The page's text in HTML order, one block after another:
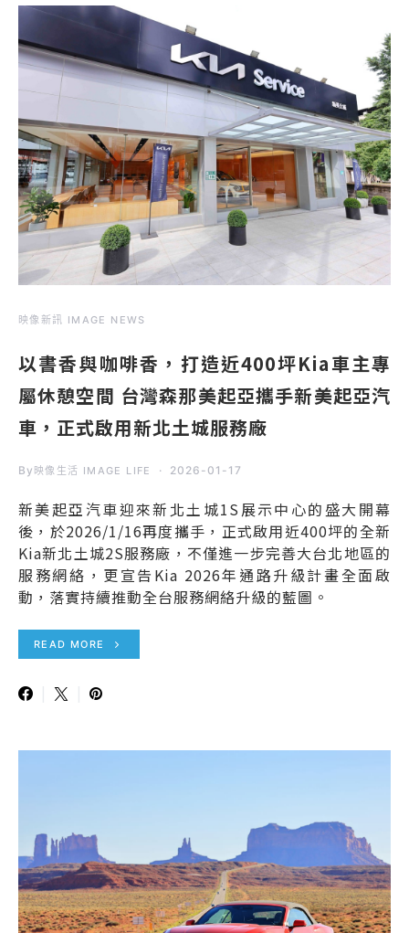
映像新訊 IMAGE NEWS
以書香與咖啡香，打造近400坪Kia車主專
屬休憩空間 台灣森那美起亞攜手新美起亞汽
車，正式啟用新北土城服務廠
By 映像生活 IMAGE LIFE 2026-01-17
新美起亞汽車迎來新北土城1S展示中心的盛大開幕
後，於2026/1/16再度攜手，正式啟用近400坪的全新
Kia新北土城2S服務廠，不僅進一步完善大台北地區的
服務網絡，更宣告Kia 2026年通路升級計畫全面啟
動，落實持續推動全台服務網絡升級的藍圖。
READ MORE